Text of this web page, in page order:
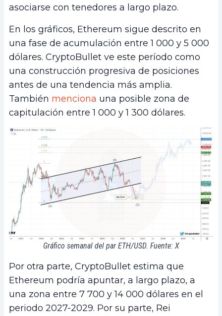
asociarse con tenedores a largo plazo.
En los gráficos, Ethereum sigue descrito en
una fase de acumulación entre 1 000 y 5 000
dólares. CryptoBullet ve este período como
una construcción progresiva de posiciones
antes de una tendencia más amplia.
También menciona una posible zona de
capitulación entre 1 000 y 1 300 dólares.
Gráfico semanal del par ETH/USD. Fuente: X
Por otra parte, CryptoBullet estima que
Ethereum podría apuntar, a largo plazo, a
una zona entre 7 700 y 14 000 dólares en el
periodo 2027-2029. Por su parte, Rei